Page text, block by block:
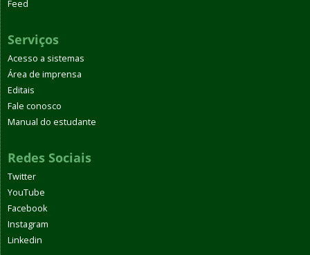
Feed
Serviços
Acesso a sistemas
Área de imprensa
Editais
Fale conosco
Manual do estudante
Redes Sociais
Twitter
YouTube
Facebook
Instagram
Linkedin